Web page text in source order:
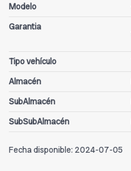
Modelo
Garantia
Tipo vehículo
Almacén
SubAlmacén
SubSubAlmacén
Fecha disponible: 2024-07-05